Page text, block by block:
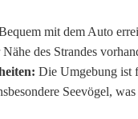
mit dem Auto
des Strandes
Die Umgebung ist
Seevögel,